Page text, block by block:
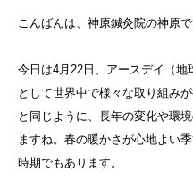
こんばんは、神原鍼灸院の神原で
今日は4月22日、アースデイ（地
として世界中で様々な取り組み
と同じように、長年の変化や環
ますね。春の暖かさが心地よい
時期でもあります。